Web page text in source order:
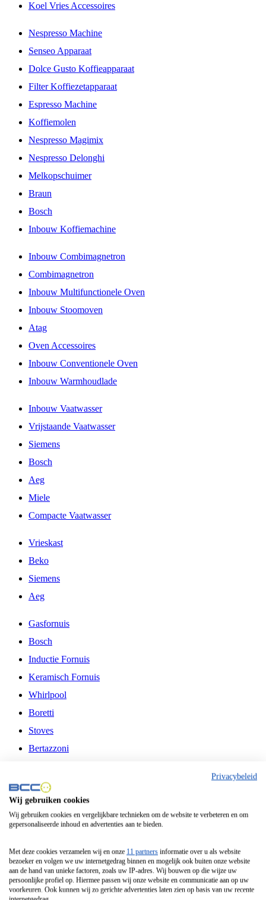
Koel Vries Accessoires
Nespresso Machine
Senseo Apparaat
Dolce Gusto Koffieapparaat
Filter Koffiezetapparaat
Espresso Machine
Koffiemolen
Nespresso Magimix
Nespresso Delonghi
Melkopschuimer
Braun
Bosch
Inbouw Koffiemachine
Inbouw Combimagnetron
Combimagnetron
Inbouw Multifunctionele Oven
Inbouw Stoomoven
Atag
Oven Accessoires
Inbouw Conventionele Oven
Inbouw Warmhoudlade
Inbouw Vaatwasser
Vrijstaande Vaatwasser
Siemens
Bosch
Aeg
Miele
Compacte Vaatwasser
Vrieskast
Beko
Siemens
Aeg
Gasfornuis
Bosch
Inductie Fornuis
Keramisch Fornuis
Whirlpool
Boretti
Stoves
Bertazzoni
Fitelli
Airfryer
Frituurpan
Contactgrill
Broodbakmachine
Broodrooster
Privacybeleid
Wij gebruiken cookies
Wij gebruiken cookies en vergelijkbare technieken om de website te verbeteren en om
gepersonaliseerde inhoud en advertenties aan te bieden.
Met deze cookies verzamelen wij en onze 11 partners informatie over u als website
bezoeker en volgen we uw internetgedrag binnen en mogelijk ook buiten onze website
aan de hand van unieke factoren, zoals uw IP-adres. Wij bouwen op die wijze uw
persoonlijke profiel op. Hiermee passen wij onze website en communicatie aan op uw
voorkeuren. Ook kunnen wij zo gerichte advertenties laten zien op basis van uw recente